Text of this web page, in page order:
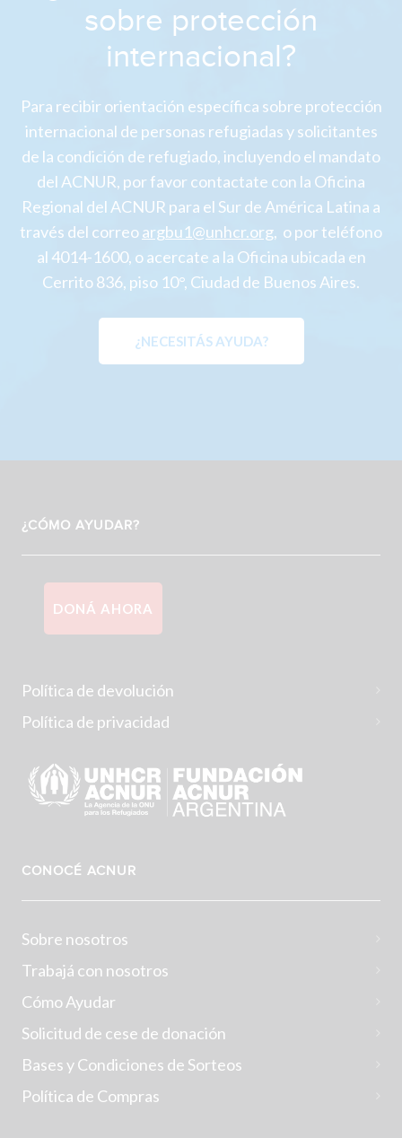
sobre protección
internacional?
Para recibir orientación específica sobre protección
internacional de personas refugiadas y solicitantes
de la condición de refugiado, incluyendo el mandato
del ACNUR, por favor contactate con la Oficina
Regional del ACNUR para el Sur de América Latina a
través del correoargbu1@unhcr.org, o por teléfono
al 4014-1600, o acercate a la Oficina ubicada en
Cerrito 836, piso 10°, Ciudad de Buenos Aires.
¿NECESITÁS AYUDA?
¿CÓMO AYUDAR?
DONÁ AHORA
Política de devolución
Política de privacidad
CONOCÉ ACNUR
Sobre nosotros
Trabajá con nosotros
Cómo Ayudar
Solicitud de cese de donación
Bases y Condiciones de Sorteos
Política de Compras